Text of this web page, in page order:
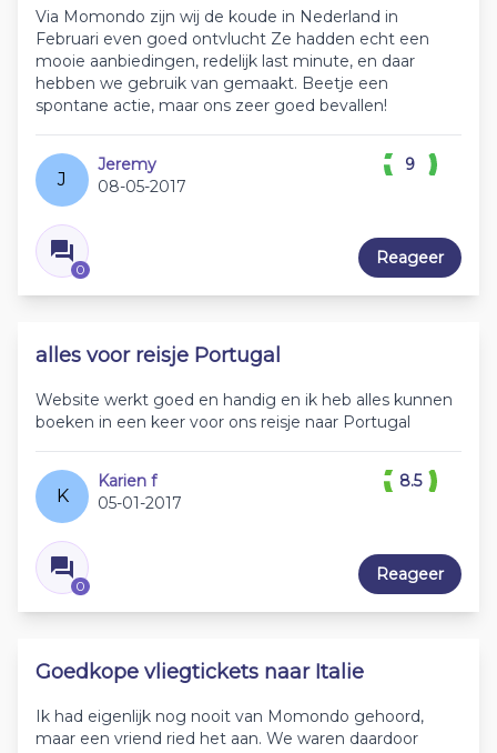
Via Momondo zijn wij de koude in Nederland in
Februari even goed ontvlucht Ze hadden echt een
mooie aanbiedingen, redelijk last minute, en daar
hebben we gebruik van gemaakt. Beetje een
spontane actie, maar ons zeer goed bevallen!
J
Jeremy
08-05-2017
0
9
Reageer
alles voor reisje Portugal
Website werkt goed en handig en ik heb alles kunnen
boeken in een keer voor ons reisje naar Portugal
K
Karien f
05-01-2017
0
8.5
Reageer
Goedkope vliegtickets naar Italie
Ik had eigenlijk nog nooit van Momondo gehoord,
maar een vriend ried het aan. We waren daardoor